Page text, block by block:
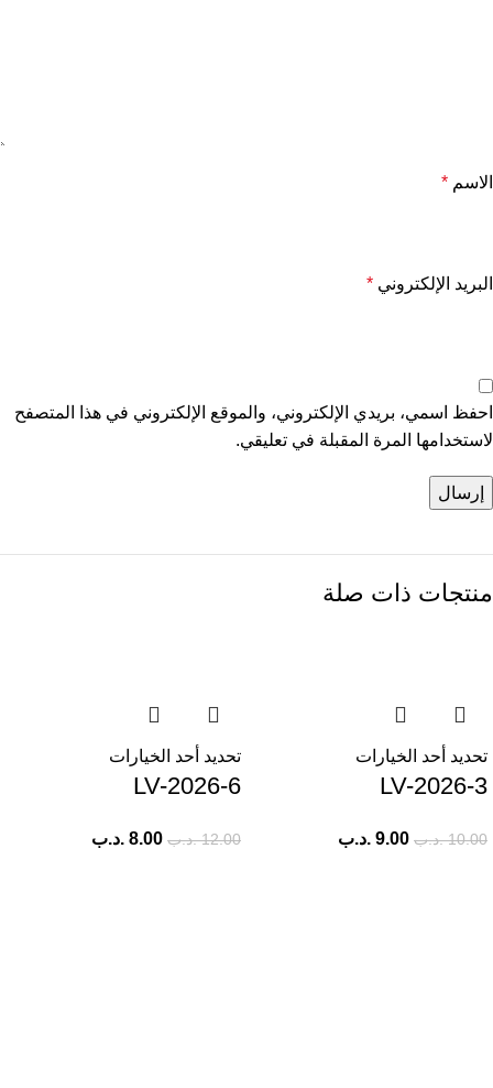
الاسم *
البريد الإلكتروني *
احفظ اسمي، بريدي الإلكتروني، والموقع الإلكتروني في هذا المتصفح
لاستخدامها المرة المقبلة في تعليقي.
منتجات ذات صلة
تحديد أحد الخيارات
LV-2026-3
10.00 .د.ب 9.00 .د.ب
تحديد أحد الخيارات
LV-2026-6
12.00 .د.ب 8.00 .د.ب